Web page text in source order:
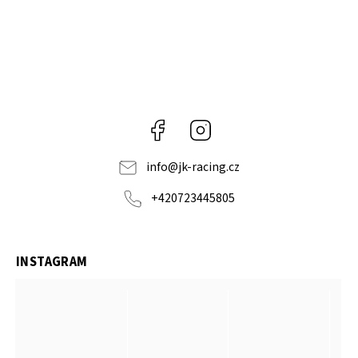
Facebook
info@jk-racing.cz
+420723445805
INSTAGRAM